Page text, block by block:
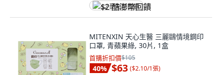
$2 酷澎幣回饋
MITENXIN 天心生醫 三麗鷗情境鋼印
口罩, 青蘋果綠, 30片, 1盒
首購折扣價$105
40% $63 ($2.10/1張)